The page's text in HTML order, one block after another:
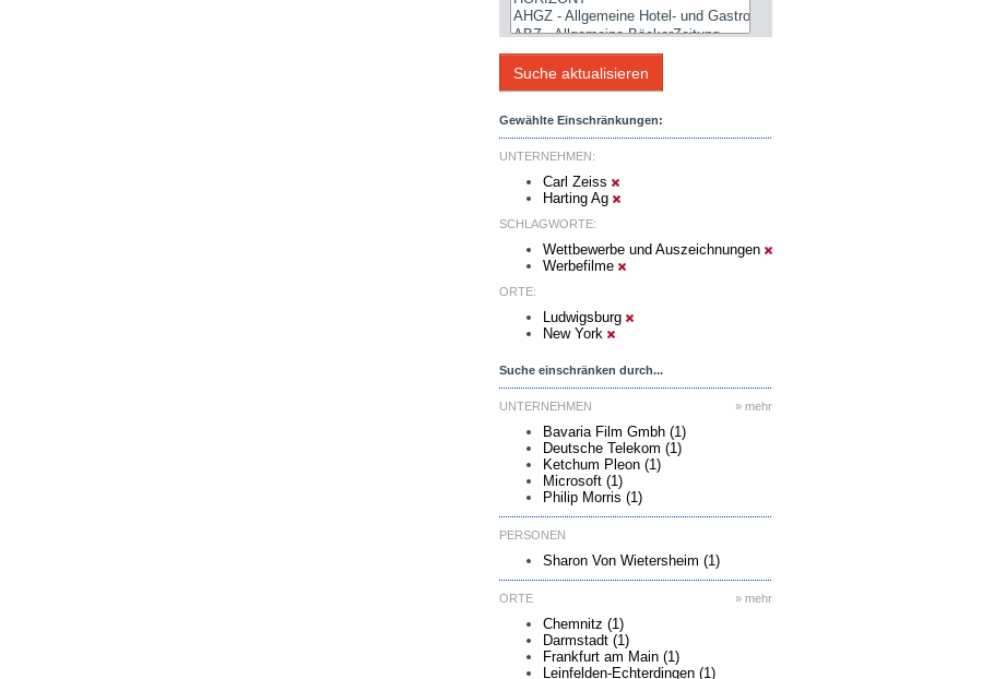
Gewählte Einschränkungen:
UNTERNEHMEN:
Carl Zeiss
Harting Ag
SCHLAGWORTE:
Wettbewerbe und Auszeichnungen
Werbefilme
ORTE:
Ludwigsburg
New York
Suche einschränken durch...
» mehr
UNTERNEHMEN
Bavaria Film Gmbh (1)
Deutsche Telekom (1)
Ketchum Pleon (1)
Microsoft (1)
Philip Morris (1)
PERSONEN
Sharon Von Wietersheim (1)
» mehr
ORTE
Chemnitz (1)
Darmstadt (1)
Frankfurt am Main (1)
Leinfelden-Echterdingen (1)